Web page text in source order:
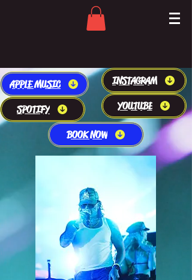
APPLE MUSIC
SPOTIFY
INSTAGRAM
YOUTUBE
BOOK NOW